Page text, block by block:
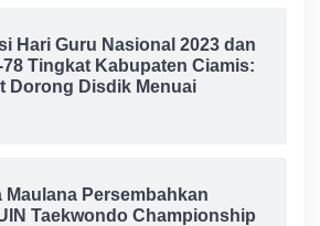
Hari Guru Nasional 2023 dan
78 Tingkat Kabupaten Ciamis:
Dorong Disdik Menuai
Maulana Persembahkan
Taekwondo Championship